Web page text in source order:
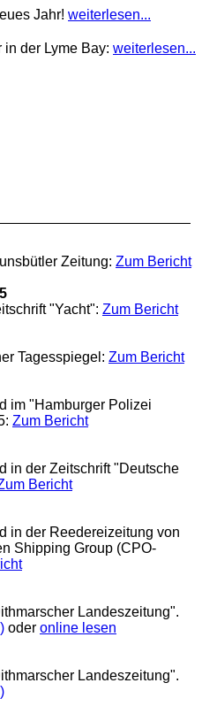
Jahr! weiterlesen...
in der Lyme Bay: weiterlesen...
Zeitung: Zum Bericht
"Yacht": Zum Bericht
Tagesspiegel: Zum Bericht
im "Hamburger Polizei
Zum Bericht
in der Zeitschrift "Deutsche
Bericht
in der Reedereizeitung von
Shipping Group (CPO-
Landeszeitung".
oder online lesen
Landeszeitung".